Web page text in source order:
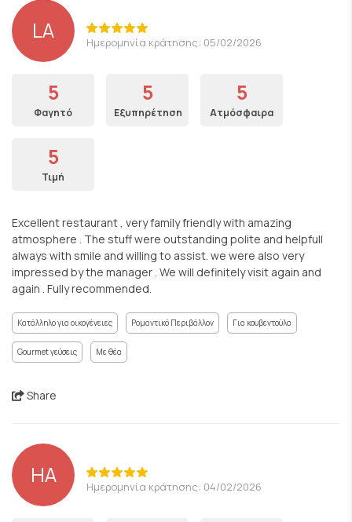
LA Ημερομηνία κράτησης: 05/02/2026
5
Φαγητό
5
Εξυπηρέτηση
5
Ατμόσφαιρα
5
Τιμή
Excellent restaurant , very family friendly with amazing
atmosphere . The stuff were outstanding polite and helpfull
always with smile and willing to assist. we were also very
impressed by the manager . We will definitely visit again and
again . Fully recommended.
Κατάλληλο για οικογένειες Ρομαντικό Περιβάλλον Για κουβεντούλα
Gourmet γεύσεις Με θέα
Share
HA Ημερομηνία κράτησης: 04/02/2026